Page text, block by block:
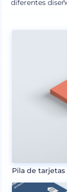
diferentes
Pila de